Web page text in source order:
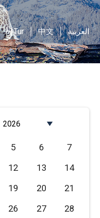
Tur 中文 العربية
2026
2024
2023
2021
5 6
7
12 13
14
19 20
21
26 27
28